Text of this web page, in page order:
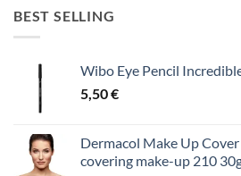
BEST SELLING
Wibo Eye Pencil
5,50€
Dermacol Make Up
covering make-up 210